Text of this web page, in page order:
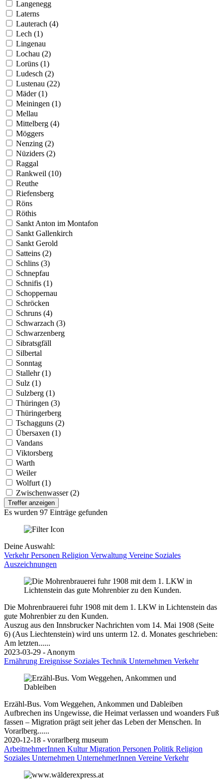
Langenegg
Laterns
Lauterach (4)
Lech (1)
Lingenau
Lochau (2)
Lorüns (1)
Ludesch (2)
Lustenau (22)
Mäder (1)
Meiningen (1)
Mellau
Mittelberg (4)
Möggers
Nenzing (2)
Nüziders (2)
Raggal
Rankweil (10)
Reuthe
Riefensberg
Röns
Röthis
Sankt Anton im Montafon
Sankt Gallenkirch
Sankt Gerold
Satteins (2)
Schlins (3)
Schnepfau
Schnifis (1)
Schoppernau
Schröcken
Schruns (4)
Schwarzach (3)
Schwarzenberg
Sibratsgfäll
Silbertal
Sonntag
Stallehr (1)
Sulz (1)
Sulzberg (1)
Thüringen (3)
Thüringerberg
Tschagguns (2)
Übersaxen (1)
Vandans
Viktorsberg
Warth
Weiler
Wolfurt (1)
Zwischenwasser (2)
Treffer anzeigen
Es wurden 97 Einträge gefunden
Deine Auswahl:
VerkehrPersonen Religion Verwaltung Vereine Soziales
Auszeichnungen
Die Mohrenbrauerei fuhr 1908 mit dem 1. LKW in Lichtenstein das
gute Mohrenbier zu den Kunden.
Auszug aus den Innsbrucker Nachrichten vom 14. Mai 1908 (Seite
6) (Aus Liechtenstein) wird uns unterm 12. d. Monates geschrieben:
Am letzten......
2023-03-29 - Anonym
Ernährung Ereignisse Soziales Technik Unternehmen Verkehr
Erzähl-Bus. Vom Weggehen, Ankommen und Dableiben
Aufbrechen ins Ungewisse, die Heimat verlassen und woanders Fuß
fassen – Migration prägt seit jeher das Leben der Menschen. In
Vorarlberg......
2020-12-18 - vorarlberg museum
ArbeitnehmerInnen KulturMigration Personen Politik Religion
Soziales Unternehmen UnternehmerInnen Vereine Verkehr